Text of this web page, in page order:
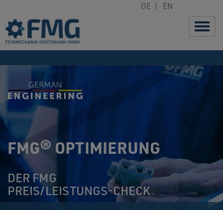
DE | EN
FMG® OPTIMIERUNG
DER FMG
PREIS/LEISTUNGS-CHECK